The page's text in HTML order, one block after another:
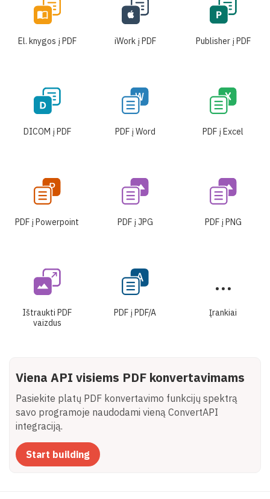
El. knygos į PDF iWork į PDF Publisher į PDF
DICOM į PDF PDF į Word PDF į Excel
PDF į Powerpoint PDF į JPG PDF į PNG
Ištraukti PDF
vaizdus
PDF į PDF/A Įrankiai
Viena API visiems PDF konvertavimams
Pasiekite platų PDF konvertavimo funkcijų spektrą
savo programoje naudodami vieną ConvertAPI
integraciją.
Start building